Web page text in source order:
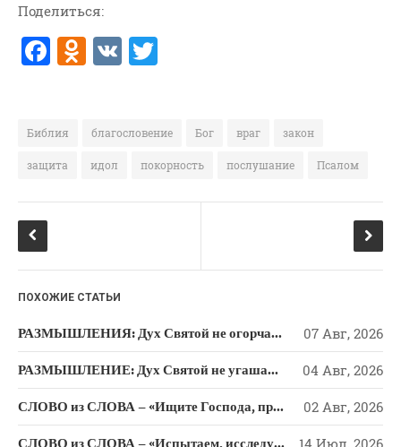
Аудио
Беседы По Бытие
Заметки
Книги
Мини-Проповеди
Новости
Поэзия
Притчи
Проповедь-Видео
Размышления
Поделиться:
F
a
e
b
o
O
d
o
kl
a
ki
V
K
te
r
Библия благословение Бог враг закон
защита идол покорность послушание Псалом
ПОХОЖИЕ СТАТЬИ
РАЗМЫШЛЕНИЯ: Дух Святой не огорчайте и не оскорбляйте! 07 Авг, 2026
РАЗМЫШЛЕНИЕ: Дух Святой не угашайте! 04 Авг, 2026
СЛОВО из СЛОВА – «Ищите Господа, призывайте Его» (Исаии 55) 02 Авг, 2026
СЛОВО из СЛОВА – «Испытаем, исследуем пути свои и обратимся к Господу» 14 Июл, 2026